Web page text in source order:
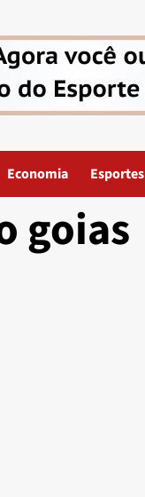
Economia Esportes
goias